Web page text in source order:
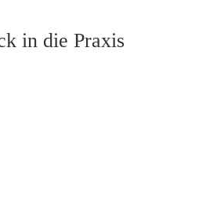
in die Praxis